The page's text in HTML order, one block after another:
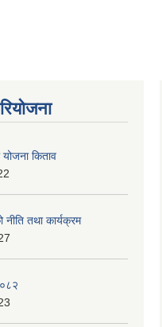
किताव
तथा कार्यक्रम